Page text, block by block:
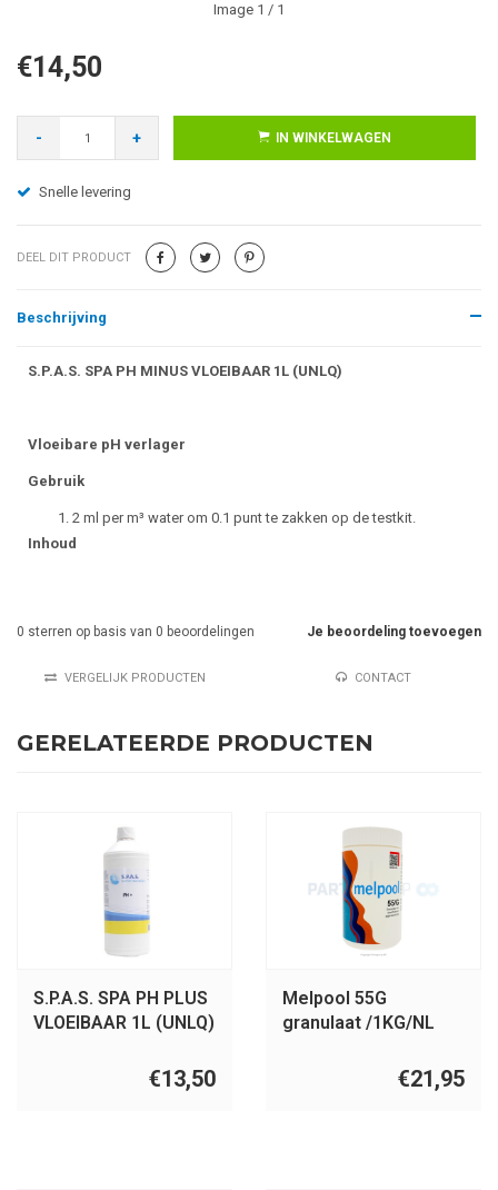
Image 1 / 1
€14,50
- + IN WINKELWAGEN
Snelle levering
DEEL DIT PRODUCT
Beschrijving
S.P.A.S. SPA PH MINUS VLOEIBAAR 1L (UNLQ)
Vloeibare pH verlager
Gebruik
2 ml per m³ water om 0.1 punt te zakken op de testkit.
Inhoud
Je beoordeling toevoegen
0 sterren op basis van 0 beoordelingen
VERGELIJK PRODUCTEN CONTACT
GERELATEERDE PRODUCTEN
S.P.A.S. SPA PH PLUS
VLOEIBAAR 1L (UNLQ)
€13,50
Melpool 55G
granulaat /1KG/NL
€21,95